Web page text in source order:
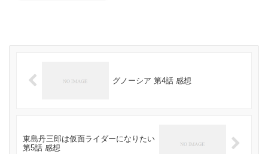
グノーシア 第4話 感想
東島丹三郎は仮面ライダーになりたい
第5話 感想